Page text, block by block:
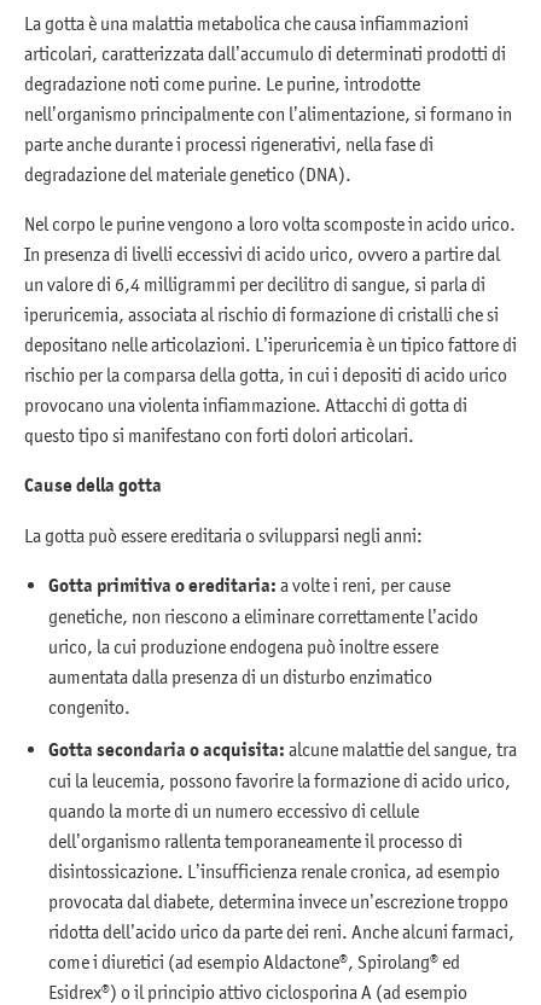
La gotta è una malattia metabolica che causa infiammazioni
articolari, caratterizzata dall’accumulo di determinati prodotti di
degradazione noti come purine. Le purine, introdotte
nell’organismo principalmente con l’alimentazione, si formano in
parte anche durante i processi rigenerativi, nella fase di
degradazione del materiale genetico (DNA).
Nel corpo le purine vengono a loro volta scomposte in acido urico.
In presenza di livelli eccessivi di acido urico, ovvero a partire dal
un valore di 6,4 milligrammi per decilitro di sangue, si parla di
iperuricemia, associata al rischio di formazione di cristalli che si
depositano nelle articolazioni. L’iperuricemia è un tipico fattore di
rischio per la comparsa della gotta, in cui i depositi di acido urico
provocano una violenta infiammazione. Attacchi di gotta di
questo tipo si manifestano con forti dolori articolari.
Cause della gotta
La gotta può essere ereditaria o svilupparsi negli anni:
Gotta primitiva o ereditaria: a volte i reni, per cause
genetiche, non riescono a eliminare correttamente l’acido
urico, la cui produzione endogena può inoltre essere
aumentata dalla presenza di un disturbo enzimatico
congenito.
Gotta secondaria o acquisita: alcune malattie del sangue, tra
cui la leucemia, possono favorire la formazione di acido urico,
quando la morte di un numero eccessivo di cellule
dell’organismo rallenta temporaneamente il processo di
disintossicazione. L’insufficienza renale cronica, ad esempio
provocata dal diabete, determina invece un’escrezione troppo
ridotta dell’acido urico da parte dei reni. Anche alcuni farmaci,
come i diuretici (ad esempio Aldactone®, Spirolang® ed
Esidrex®) o il principio attivo ciclosporina A (ad esempio